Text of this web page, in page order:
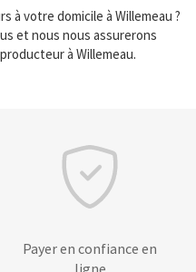
à votre domicile à Willemeau ?
et nous nous assurerons
à Willemeau.
Payer en confiance en
ligne